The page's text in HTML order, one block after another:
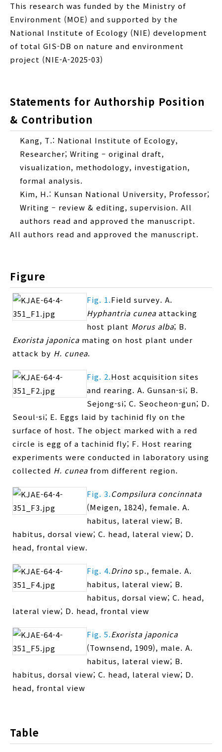
This research was funded by the Ministry of
Environment (MOE) and supported by the
National Institute of Ecology (NIE) development
of total GIS-DB on nature and environment
project (NIE-A-2025-03)
Statements for Authorship Position
& Contribution
Kang, T.: National Institute of Ecology,
Researcher; Writing – original draft,
visualization, methodology, investigation,
formal analysis.
Kim, H.: Kunsan National University, Professor;
Writing – review & editing, supervision. All
authors read and approved the manuscript.
All authors read and approved the manuscript.
Figure
Fig. 1.Field survey. A.
Hyphantria cunea attacking
host plant Morus alba; B.
Exorista japonica mating on host plant under
attack by H. cunea.
Fig. 2.Host acquisition sites
and rearing. A. Gunsan-si; B.
Sejong-si; C. Seocheon-gun; D.
Seoul-si; E. Eggs laid by tachinid fly on the
surface of host. The object marked with a red
circle is egg of a tachinid fly; F. Host rearing
experiments were conducted in laboratory using
collected H. cunea from different region.
Fig. 3.Compsilura concinnata
(Meigen, 1824), female. A.
habitus, lateral view; B.
habitus, dorsal view; C. head, lateral view; D.
head, frontal view.
Fig. 4.Drino sp., female. A.
habitus, lateral view; B.
habitus, dorsal view; C. head,
lateral view; D. head, frontal view
Fig. 5.Exorista japonica
(Townsend, 1909), male. A.
habitus, lateral view; B.
habitus, dorsal view; C. head, lateral view; D.
head, frontal view
Table